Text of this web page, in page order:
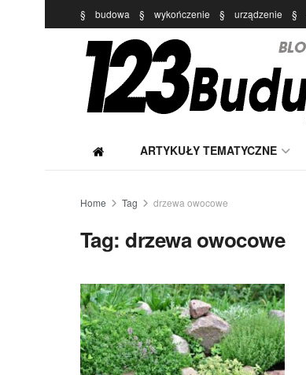
§ budowa § wykończenie § urządzenie §
ARTYKUŁY TEMATYCZNE
Home Tag drzewa owocowe
Tag:drzewa owocowe